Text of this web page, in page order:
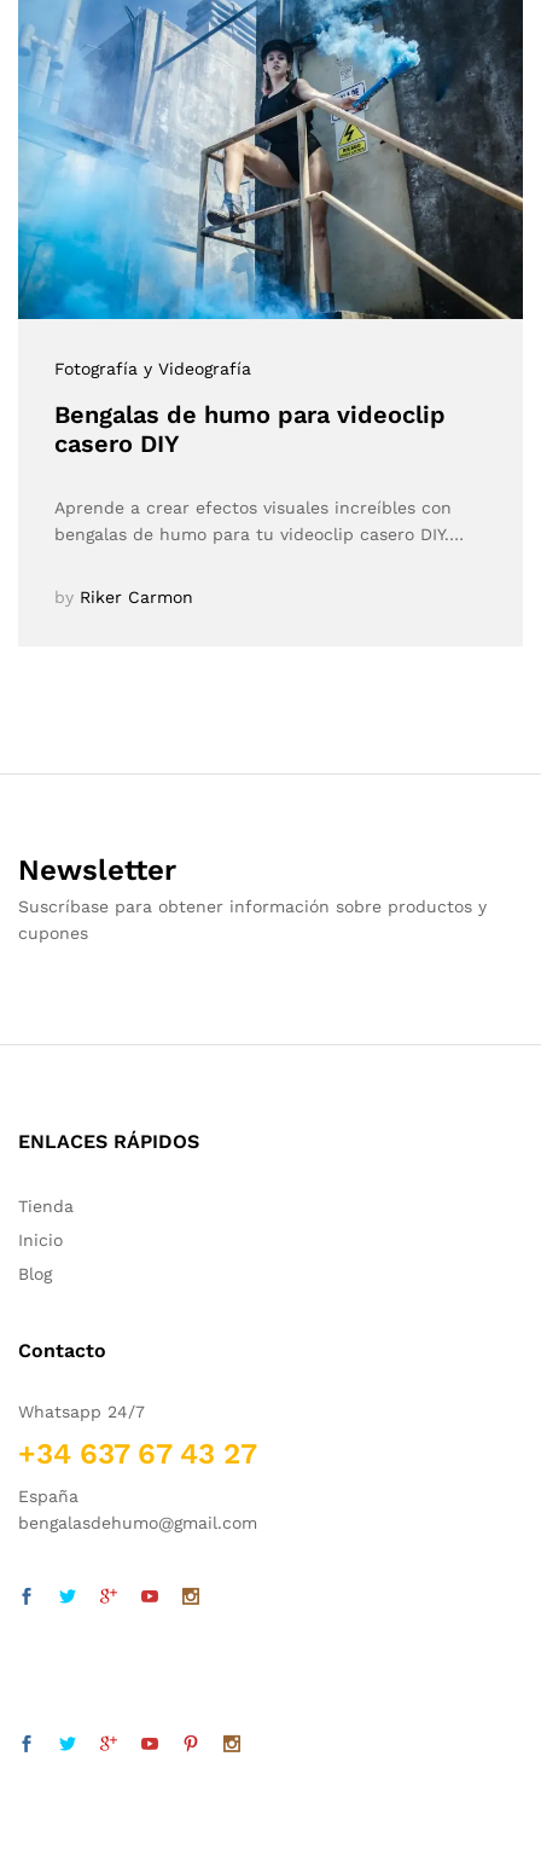
Fotografía y Videografía
Bengalas de humo para videoclip
casero DIY
Aprende a crear efectos visuales increíbles con
bengalas de humo para tu videoclip casero DIY.…
by Riker Carmon
Newsletter
Suscríbase para obtener información sobre productos y
cupones
ENLACES RÁPIDOS
Tienda
Inicio
Blog
Contacto
Whatsapp 24/7
+34 637 67 43 27
España
bengalasdehumo@gmail.com